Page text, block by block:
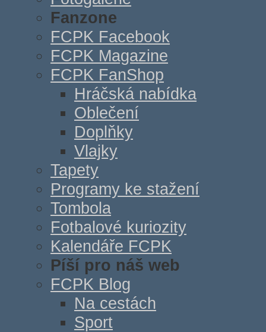
Fanzone
FCPK Facebook
FCPK Magazine
FCPK FanShop
Hráčská nabídka
Oblečení
Doplňky
Vlajky
Tapety
Programy ke stažení
Tombola
Fotbalové kuriozity
Kalendáře FCPK
Píší pro náš web
FCPK Blog
Na cestách
Sport